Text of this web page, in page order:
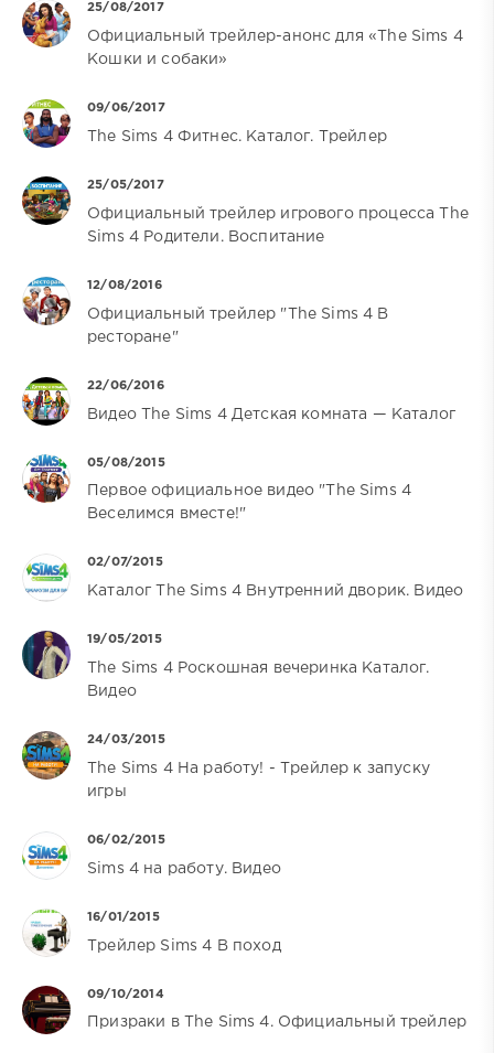
25/08/2017
Официальный трейлер-анонс для «The Sims 4
Кошки и собаки»
09/06/2017
The Sims 4 Фитнес. Каталог. Трейлер
25/05/2017
Официальный трейлер игрового процесса The
Sims 4 Родители. Воспитание
12/08/2016
Официальный трейлер "The Sims 4 В
ресторане"
22/06/2016
Видео The Sims 4 Детская комната — Каталог
05/08/2015
Первое официальное видео "The Sims 4
Веселимся вместе!"
02/07/2015
Каталог The Sims 4 Внутренний дворик. Видео
19/05/2015
The Sims 4 Роскошная вечеринка Каталог.
Видео
24/03/2015
The Sims 4 На работу! - Трейлер к запуску
игры
06/02/2015
Sims 4 на работу. Видео
16/01/2015
Трейлер Sims 4 В поход
09/10/2014
Призраки в The Sims 4. Официальный трейлер